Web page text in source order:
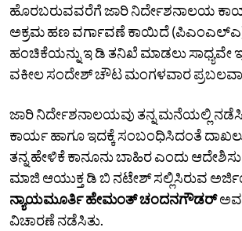
ಹೊರಬರುವವರೆಗೆ ಜಾರಿ ನಿರ್ದೇಶನಾಲಯ
ಅಕ್ರಮ ಹಣ ವರ್ಗಾವಣೆ ಕಾಯಿದೆ
ಹಂಚಿಕೆಯನ್ನು ಇ ಡಿ ತನಿಖೆ ಮಾಡಲು ಸಾಧ್ಯವೇ
ವಕೀಲ ಸಂದೇಶ್‌ ಚೌಟ ಮಂಗಳವಾರ
ಜಾರಿ ನಿರ್ದೇಶನಾಲಯವು ತನ್ನ ಮನೆಯಲ್ಲಿ
ಕಾರ್ಯ ಹಾಗೂ ಇದಕ್ಕೆ ಸಂಬಂಧಿಸಿದಂತೆ
ತನ್ನ ಹೇಳಿಕೆ ಕಾನೂನು ಬಾಹಿರ ಎಂದು
ಮಾಜಿ ಆಯುಕ್ತ ಡಿ ಬಿ ನಟೇಶ್‌ ಸಲ್ಲಿಸಿರುವ
ನ್ಯಾಯಮೂರ್ತಿ ಹೇಮಂತ್‌ ಚಂದನಗೌಡರ್‌
ವಿಚಾರಣೆ ನಡೆಸಿತು.